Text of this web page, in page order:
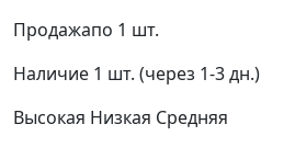
Продажапо 1 шт.
Наличие 1 шт. (через 1-3 дн.)
Высокая Низкая Средняя